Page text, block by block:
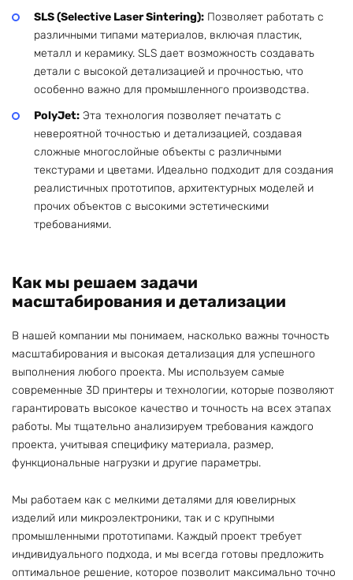
SLS (Selective Laser Sintering): Позволяет работать с
различными типами материалов, включая пластик,
металл и керамику. SLS дает возможность создавать
детали с высокой детализацией и прочностью, что
особенно важно для промышленного производства.
PolyJet: Эта технология позволяет печатать с
невероятной точностью и детализацией, создавая
сложные многослойные объекты с различными
текстурами и цветами. Идеально подходит для создания
реалистичных прототипов, архитектурных моделей и
прочих объектов с высокими эстетическими
требованиями.
Как мы решаем задачи
масштабирования и детализации
В нашей компании мы понимаем, насколько важны точность
масштабирования и высокая детализация для успешного
выполнения любого проекта. Мы используем самые
современные 3D принтеры и технологии, которые позволяют
гарантировать высокое качество и точность на всех этапах
работы. Мы тщательно анализируем требования каждого
проекта, учитывая специфику материала, размер,
функциональные нагрузки и другие параметры.
Мы работаем как с мелкими деталями для ювелирных
изделий или микроэлектроники, так и с крупными
промышленными прототипами. Каждый проект требует
индивидуального подхода, и мы всегда готовы предложить
оптимальное решение, которое позволит максимально точно